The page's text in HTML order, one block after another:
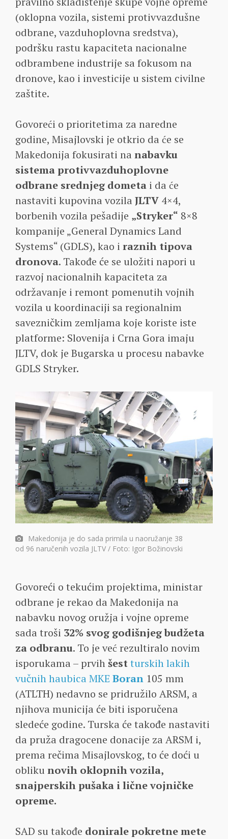
(oklopna vozila, sistemi protivvazdušne
odbrane, vazduhoplovna sredstva),
podršku rastu kapaciteta nacionalne
odbrambene industrije sa fokusom na
dronove, kao i investicije u sistem civilne
zaštite.
Govoreći o prioritetima za naredne
godine, Misajlovski je otkrio da će se
Makedonija fokusirati na nabavku
sistema protivvazduhoplovne
odbrane srednjeg dometa i da će
nastaviti kupovina vozila JLTV 4×4,
borbenih vozila pešadije „Stryker“ 8×8
kompanije „General Dynamics Land
Systems“ (GDLS), kao i raznih tipova
dronova. Takođe će se uložiti napori u
razvoj nacionalnih kapaciteta za
održavanje i remont pomenutih vojnih
vozila u koordinaciji sa regionalnim
savezničkim zemljama koje koriste iste
platforme: Slovenija i Crna Gora imaju
JLTV, dok je Bugarska u procesu nabavke
GDLS Stryker.
Makedonija je do sada primila u naoružanje 38
od 96 naručenih vozila JLTV / Foto: Igor Božinovski
Govoreći o tekućim projektima, ministar
odbrane je rekao da Makedonija na
nabavku novog oružja i vojne opreme
sada troši 32% svog godišnjeg budžeta
za odbranu. To je već rezultiralo novim
isporukama – prvihšestturskih lakih
vučnih haubica MKE Boran 105 mm
(ATLTH) nedavno se pridružilo ARSM, a
njihova municija će biti isporučena
sledeće godine. Turska će takođe nastaviti
da pruža dragocene donacije za ARSM i,
prema rečima Misajlovskog, to će doći u
obliku novih oklopnih vozila,
snajperskih pušaka i lične vojničke
opreme.
SAD su takođe donirale pokretne mete